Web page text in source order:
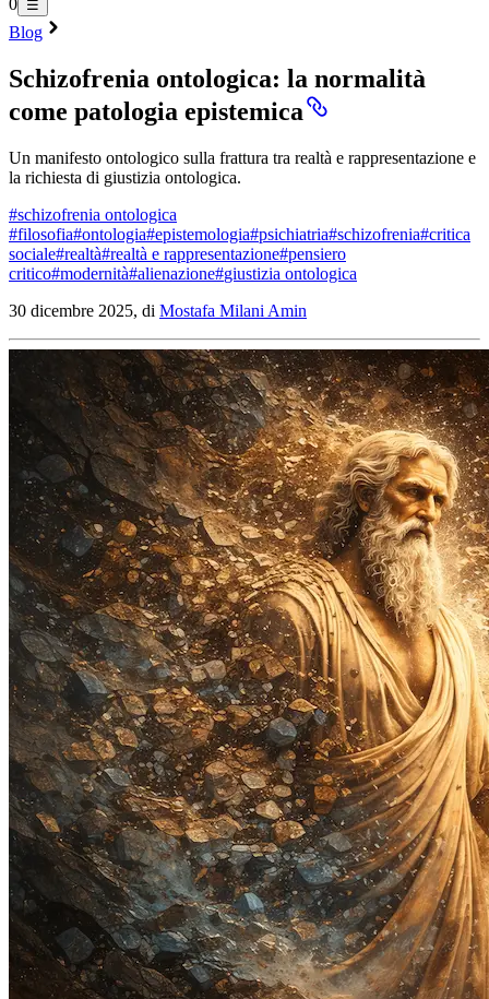
☰
Blog
Schizofrenia ontologica: la normalità
come patologia epistemica
Un manifesto ontologico sulla frattura tra realtà e rappresentazione e
la richiesta di giustizia ontologica.
#schizofrenia ontologica
#filosofia#ontologia#epistemologia#psichiatria#schizofrenia#critica
sociale#realtà#realtà e rappresentazione#pensiero
critico#modernità#alienazione#giustizia ontologica
30 dicembre 2025, di Mostafa Milani Amin